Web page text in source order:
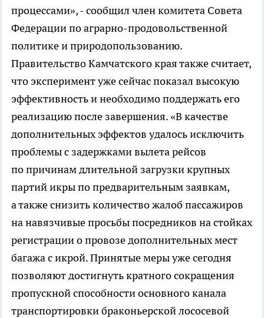
процессами», - сообщил член комитета Совета
Федерации по аграрно-продовольственной
политике и природопользованию.
Правительство Камчатского края также считает,
что эксперимент уже сейчас показал высокую
эффективность и необходимо поддержать его
реализацию после завершения. «В качестве
дополнительных эффектов удалось исключить
проблемы с задержками вылета рейсов
по причинам длительной загрузки крупных
партий икры по предварительным заявкам,
а также снизить количество жалоб пассажиров
на навязчивые просьбы посредников на стойках
регистрации о провозе дополнительных мест
багажа с икрой. Принятые меры уже сегодня
позволяют достигнуть кратного сокращения
пропускной способности основного канала
транспортировки браконьерской лососевой